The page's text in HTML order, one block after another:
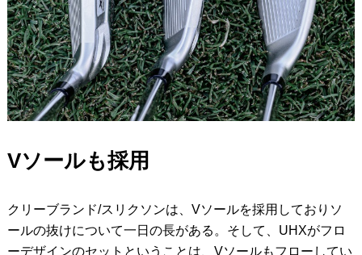
Vソールも採用
クリーブランド/スリクソンは、Vソールを採用しておりソ
ールの抜けについて一日の長がある。そして、UHXがフロ
ーデザインのセットということは、Vソールもフローしてい